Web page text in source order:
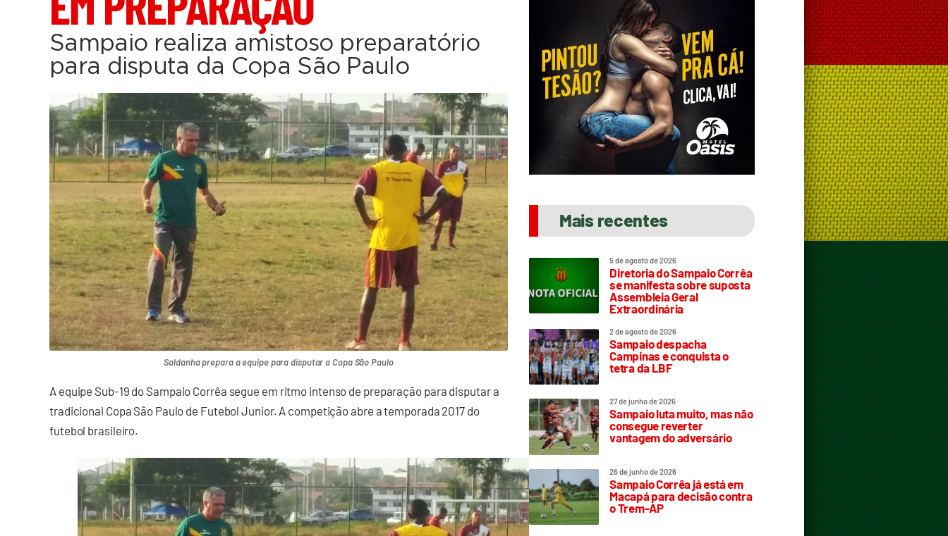
Sampaio realiza amistoso preparatório
para disputa da Copa São Paulo
Saldanha prepara a equipe para disputar a Copa São Paulo
A equipe Sub-19 do Sampaio Corrêa segue em ritmo intenso de preparação para disputar a
tradicional Copa São Paulo de Futebol Junior. A competição abre a temporada 2017 do
futebol brasileiro.
Mais recentes
5 de agosto de 2026
Diretoria do Sampaio Corrêa
se manifesta sobre suposta
Assembleia Geral
Extraordinária
2 de agosto de 2026
Sampaio despacha
Campinas e conquista o
tetra da LBF
27 de junho de 2026
Sampaio luta muito, mas não
consegue reverter
vantagem do adversário
26 de junho de 2026
Sampaio Corrêa já está em
Macapá para decisão contra
o Trem-AP